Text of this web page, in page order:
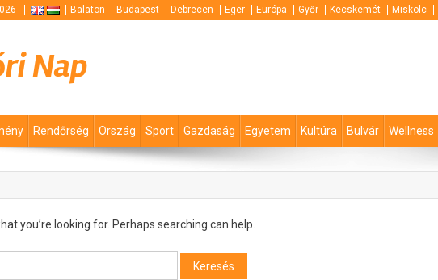
Balaton Budapest Debrecen Eger Európa Győr Kecskemét Miskolc
Nap
Rendőrség Ország Sport Gazdaság Egyetem Kultúra Bulvár Wellness
you’re looking for. Perhaps searching can help.